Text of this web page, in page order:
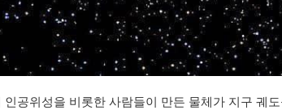
인공위성을 비롯한 사람들이 만든 물체가 지구 궤